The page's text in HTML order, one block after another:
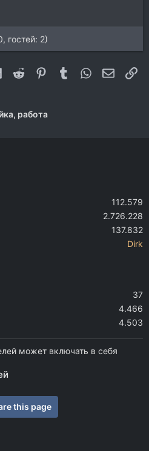
гостей: 2)
LinkedIn
Reddit Pinterest
Tumblr WhatsApp
работа
112.579
2.726.228
137.832
Dirk
37
4.466
4.503
может включать в себя
this page